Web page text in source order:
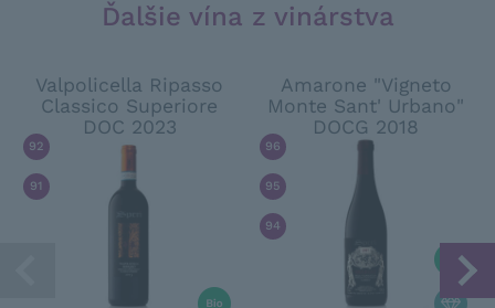
Ďalšie vína z vinárstva
Valpolicella Ripasso
Classico Superiore
DOC 2023
92 WINE ENTHUSIAST
91 WINE SPECTATOR
Amarone "Vigneto
Monte Sant' Urbano"
DOCG 2018
96 DOCTOR WINE
95 FALSTAFF
94 JAMES SUCKLING